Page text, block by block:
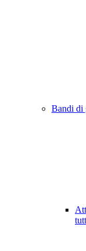
Bandi di